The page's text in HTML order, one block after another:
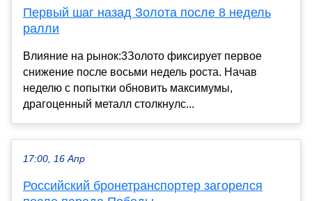
Первый шаг назад Золота после 8 недель
ралли
Влияние на рынок:3Золото фиксирует первое
снижение после восьми недель роста. Начав
неделю с попытки обновить максимумы,
драгоценный металл столкнулс...
17:00, 16 Апр
Российский бронетранспортер загорелся